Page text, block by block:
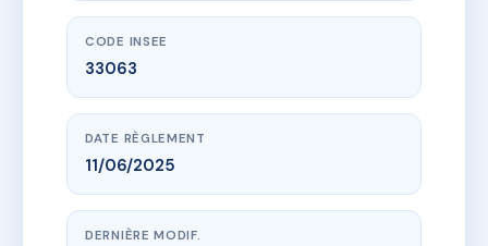
CODE INSEE
33063
DATE RÈGLEMENT
11/06/2025
DERNIÈRE MODIF.